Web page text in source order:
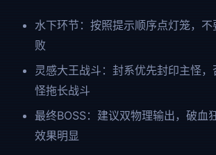
水下环节：按照提示顺序点灯笼，
败
灵感大王战斗：封系优先封印主怪
怪拖长战斗
最终BOSS：建议双物理输出，破血
效果明显